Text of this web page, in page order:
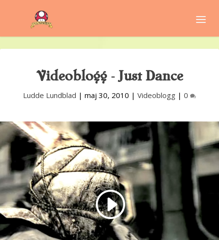
Videoblogg – Just Dance
Ludde Lundblad | maj 30, 2010 | Videoblogg | 0